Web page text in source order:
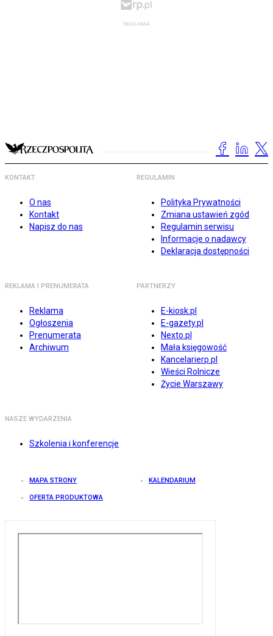
KONTAKT
O nas
Kontakt
Napisz do nas
REGULAMIN
Polityka Prywatności
Zmiana ustawień zgód
Regulamin serwisu
Informacje o nadawcy
Deklaracja dostępności
REKLAMA I PRENUMERATA
Reklama
Ogłoszenia
Prenumerata
Archiwum
PARTNERZY
E-kiosk.pl
E-gazety.pl
Nexto.pl
Mała księgowość
Kancelarierp.pl
Wieści Rolnicze
Życie Warszawy
NASZE WYDARZENIA
Szkolenia i konferencje
MAPA STRONY KALENDARIUM
OFERTA PRODUKTOWA